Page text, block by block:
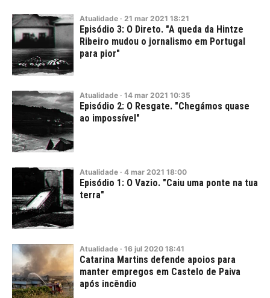
Atualidade · 21 mar 2021 18:21
Episódio 3: O Direto. "A queda da Hintze
Ribeiro mudou o jornalismo em Portugal
para pior"
Atualidade · 14 mar 2021 10:35
Episódio 2: O Resgate. "Chegámos quase
ao impossível"
Atualidade · 4 mar 2021 18:00
Episódio 1: O Vazio. "Caiu uma ponte na tua
terra"
Atualidade · 16 jul 2020 18:41
Catarina Martins defende apoios para
manter empregos em Castelo de Paiva
após incêndio